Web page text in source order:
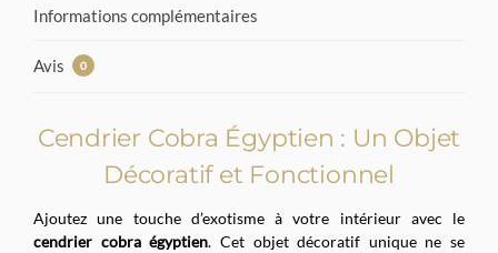
Informations complémentaires
Avis 0
Cendrier Cobra Égyptien : Un Objet
Décoratif et Fonctionnel
Ajoutez une touche d’exotisme à votre intérieur avec le
cendrier cobra égyptien. Cet objet décoratif unique ne se